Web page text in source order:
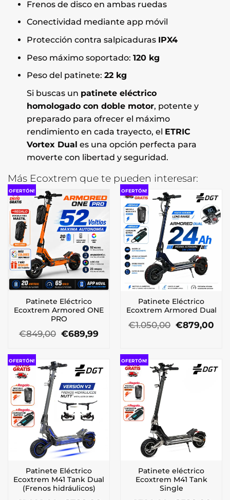
Frenos de disco en ambas ruedas
Conectividad mediante app móvil
Protección contra salpicaduras IPX4
Peso máximo soportado: 120 kg
Peso del patinete: 22 kg
Si buscas un patinete eléctrico
homologado con doble motor, potente y
preparado para ofrecer el máximo
rendimiento en cada trayecto, el ETRIC
Vortex Dual es una opción perfecta para
moverte con libertad y seguridad.
Más Ecoxtrem que te pueden interesar:
OFERTÓN!
Patinete Eléctrico
Ecoxtrem Armored ONE
PRO
€849,00 El
precio
€849,00.
€689,99El
€689,99.
OFERTÓN!
Patinete Eléctrico
Ecoxtrem Armored Dual
€1.050,00 El
precio
€879,00
OFERTÓN!
Patinete Eléctrico
Ecoxtrem M41 Tank Dual
(Frenos hidráulicos)
OFERTÓN!
Patinete eléctrico
Ecoxtrem M41 Tank
Single